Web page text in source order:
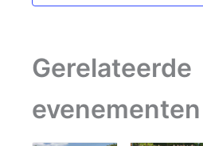
Gerelateerde
evenementen